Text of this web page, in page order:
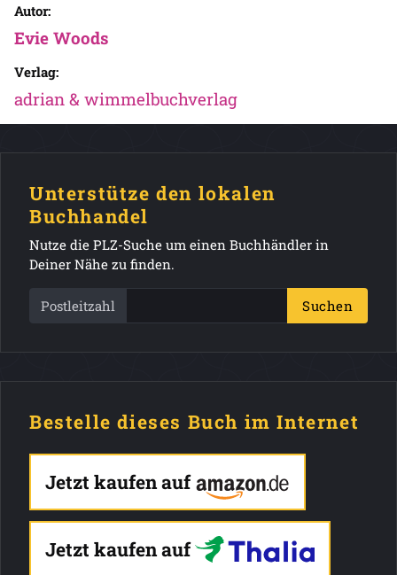
Autor:
Evie Woods
Verlag:
adrian & wimmelbuchverlag
Unterstütze den lokalen
Buchhandel
Nutze die PLZ-Suche um einen Buchhändler in
Deiner Nähe zu finden.
Postleitzahl Suchen
Bestelle dieses Buch im Internet
Jetzt kaufen auf
Jetzt kaufen auf